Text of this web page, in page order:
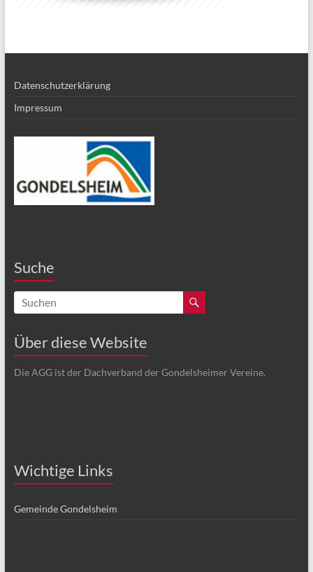
Datenschutzerklärung
Impressum
Suche
Über diese Website
Die AGG ist der Dachverband der Gondelsheimer Vereine.
Wichtige Links
Gemeinde Gondelsheim